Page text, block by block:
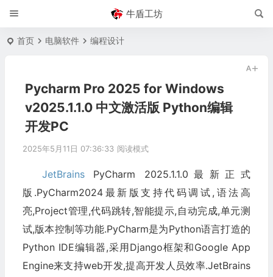
牛盾工坊
首页 电脑软件 编程设计
Pycharm Pro 2025 for Windows
v2025.1.1.0 中文激活版 Python编辑
开发PC
2025年5月11日 07:36:33 阅读模式
JetBrainsPyCharm 2025.1.1.0最新正式
版.PyCharm2024最新版支持代码调试,语法高
亮,Project管理,代码跳转,智能提示,自动完成,单元测
试,版本控制等功能.PyCharm是为Python语言打造的
Python IDE编辑器,采用Django框架和Google App
Engine来支持web开发,提高开发人员效率.JetBrains